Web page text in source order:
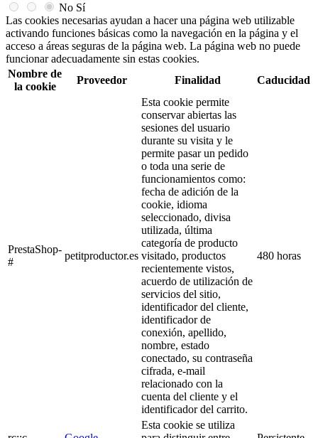
No Sí
Las cookies necesarias ayudan a hacer una página web utilizable
activando funciones básicas como la navegación en la página y el
acceso a áreas seguras de la página web. La página web no puede
funcionar adecuadamente sin estas cookies.
Nombre de
la cookie
Proveedor Finalidad Caducidad
PrestaShop-
#
petitproductor.es
Esta cookie permite
conservar abiertas las
sesiones del usuario
durante su visita y le
permite pasar un pedido
o toda una serie de
funcionamientos como:
fecha de adición de la
cookie, idioma
seleccionado, divisa
utilizada, última
categoría de producto
visitado, productos
recientemente vistos,
acuerdo de utilización de
servicios del sitio,
identificador del cliente,
identificador de
conexión, apellido,
nombre, estado
conectado, su contraseña
cifrada, e-mail
relacionado con la
cuenta del cliente y el
identificador del carrito.
480 horas
Esta cookie se utiliza